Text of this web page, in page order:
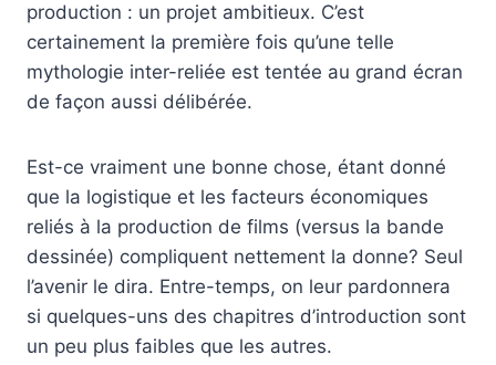
production : un projet ambitieux. C’est
certainement la première fois qu’une telle
mythologie inter-reliée est tentée au grand écran
de façon aussi délibérée.
Est-ce vraiment une bonne chose, étant donné
que la logistique et les facteurs économiques
reliés à la production de films (versus la bande
dessinée) compliquent nettement la donne? Seul
l’avenir le dira. Entre-temps, on leur pardonnera
si quelques-uns des chapitres d’introduction sont
un peu plus faibles que les autres.